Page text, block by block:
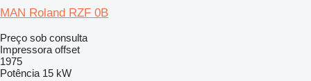
MAN Roland RZF 0B
Preço sob consulta
Impressora offset
1975
Potência 15 kW